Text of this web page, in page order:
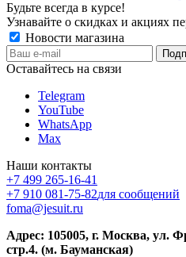
Будьте всегда в курсе!
Узнавайте о скидках и акциях
Новости магазина
Оставайтесь на связи
Telegram
YouTube
WhatsApp
Max
Наши контакты
+7 499 265-16-41
+7 910 081-75-82для сообщений
foma@jesuit.ru
Адрес: 105005, г. Москва, ул.
стр.4. (м. Бауманская)